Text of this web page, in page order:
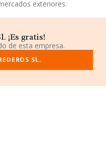
exteriores.
en INFORMA, ese número ha
rankings: en 2025 la
la posición 714, frente a la 630
del sector:
compañías como:Caldererias
destacanTf3 Soluciones
¡Es gratis!
de esta empresa.
SL.